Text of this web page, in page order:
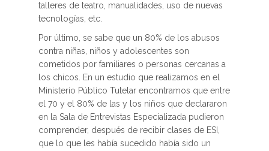
talleres de teatro, manualidades, uso de nuevas
tecnologías, etc.
Por último, se sabe que un 80% de los abusos
contra niñas, niños y adolescentes son
cometidos por familiares o personas cercanas a
los chicos. En un estudio que realizamos en el
Ministerio Público Tutelar encontramos que entre
el 70 y el 80% de las y los niños que declararon
en la Sala de Entrevistas Especializada pudieron
comprender, después de recibir clases de ESI,
que lo que les había sucedido había sido un